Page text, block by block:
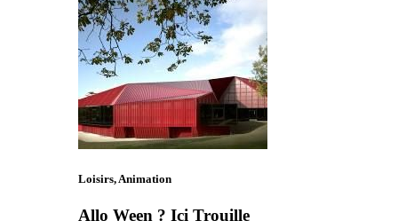
Loisirs, Animation
Allo Ween ? Ici Trouille